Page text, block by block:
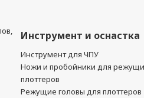
Инструмент и оснастка
Инструмент для ЧПУ
Ножи и пробойники для
плоттеров
Режущие головы для плоттеров